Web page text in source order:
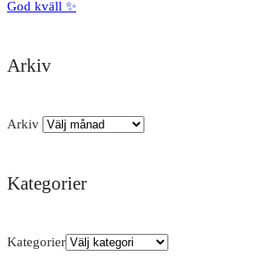
God kväll ✨
Arkiv
Arkiv
Kategorier
Kategorier